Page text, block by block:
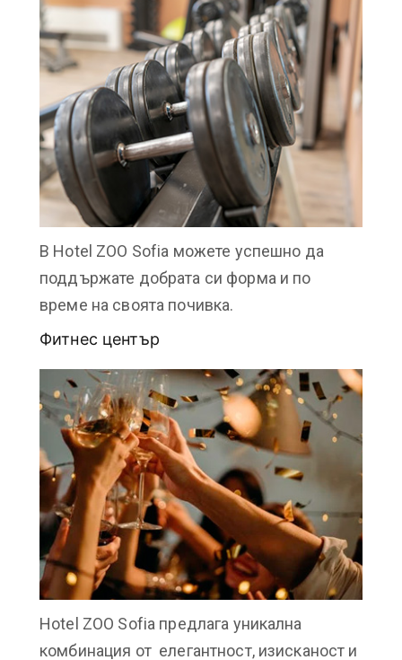
В Hotel ZOO Sofia можете успешно да
поддържате добрата си форма и по
време на своята почивка.
Фитнес център
Hotel ZOO Sofia предлага уникална
комбинация от елегантност, изисканост и